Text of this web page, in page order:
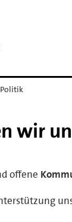
wir
offene